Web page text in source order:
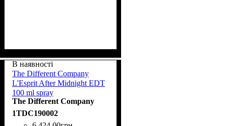
В наявності
The Different Company
L'Esprit After Midnight EDT
100 ml spray
The Different Company
1TDC190002